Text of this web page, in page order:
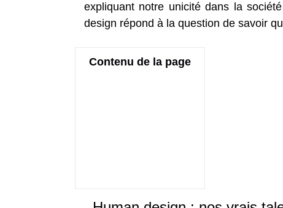
expliquant notre unicité dans la
design répond à la question de savoir
Contenu de la page